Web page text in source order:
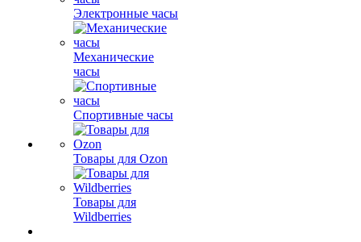
Электронные часы
Механические
часы
Спортивные часы
Товары для Ozon
Товары для
Wildberries